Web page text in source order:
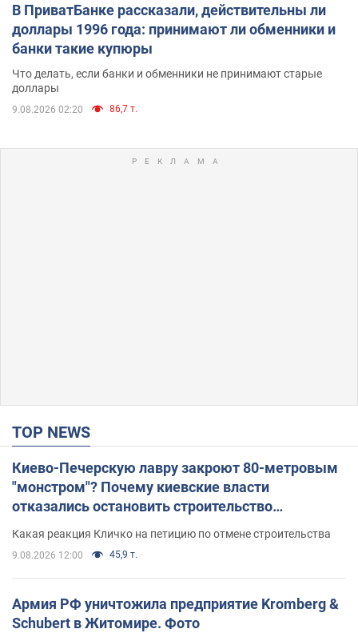
В ПриватБанке рассказали, действительны ли
доллары 1996 года: принимают ли обменники и
банки такие купюры
Что делать, если банки и обменники не принимают старые
доллары
9.08.2026 02:20 86,7 т.
TOP NEWS
Киево-Печерскую лавру закроют 80-метровым
"монстром"? Почему киевские власти
отказались остановить строительство
Какая реакция Кличко на петицию по отмене строительства
9.08.2026 12:00 45,9 т.
Армия РФ уничтожила предприятие Kromberg &
Schubert в Житомире. Фото